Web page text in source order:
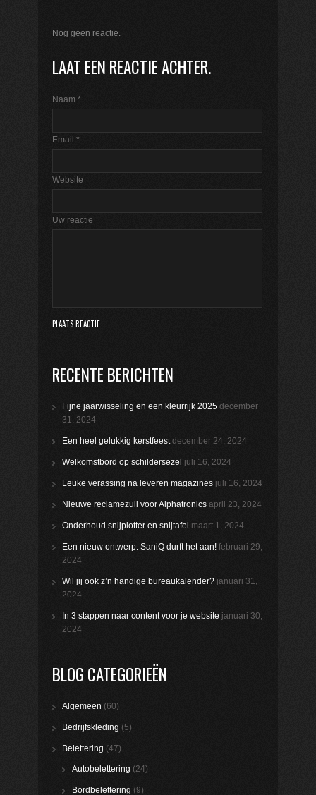
Nog geen reactie.
LAAT EEN REACTIE ACHTER.
Naam *
Email *
Website
Uw reactie
RECENTE BERICHTEN
Fijne jaarwisseling en een kleurrijk 2025 december
31, 2024
Een heel gelukkig kerstfeest december 24, 2024
Welkomstbord op schildersezel juli 16, 2024
Leuke verassing na leveren magazines juli 16, 2024
Nieuwe reclamezuil voor Alphatronics april 23, 2024
Onderhoud snijplotter en snijtafel maart 1, 2024
Een nieuw ontwerp. SaniQ durft het aan! februari 29,
2024
Wil jij ook z’n handige bureaukalender? januari 31,
2024
In 3 stappen naar content voor je website januari 30,
2024
BLOG CATEGORIEËN
Algemeen (60)
Bedrijfskleding (5)
Belettering (47)
Autobelettering (24)
Bordbelettering (9)